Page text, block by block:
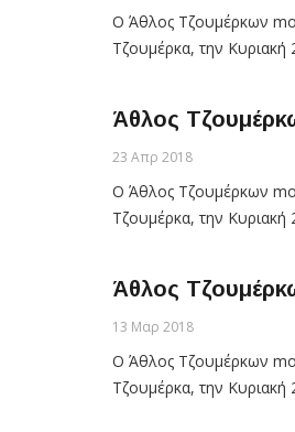
Ο Άθλος Τζουμέρκων
Τζουμέρκα, την
Άθλος
23 Απρ 2018
Ο Άθλος Τζουμέρκων
Τζουμέρκα, την
Άθλος
13 Μαρ 2018
Ο Άθλος Τζουμέρκων
Τζουμέρκα, την